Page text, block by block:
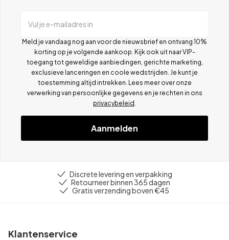
Vul je e-mailadres in
Meld je vandaag nog aan voor de nieuwsbrief en ontvang 10%
korting op je volgende aankoop. Kijk ook uit naar VIP-
toegang tot geweldige aanbiedingen, gerichte marketing,
exclusieve lanceringen en coole wedstrijden. Je kunt je
toestemming altijd intrekken. Lees meer over onze
verwerking van persoonlijke gegevens en je rechten in ons
privacybeleid
Aanmelden
Discrete levering en verpakking
Retourneer binnen 365 dagen
Gratis verzending boven €45
Klantenservice